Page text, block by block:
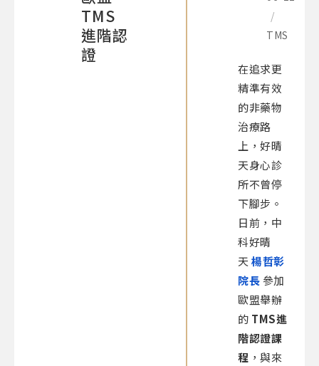
TMS
進階認
證
/
TMS
在追求更
精準有效
的非藥物
治療路
上，好晴
天身心診
所不曾停
下腳步。
日前，中
科好晴
天楊哲彰
院長參加
歐盟舉辦
的 TMS進
階認證課
程 ，與來